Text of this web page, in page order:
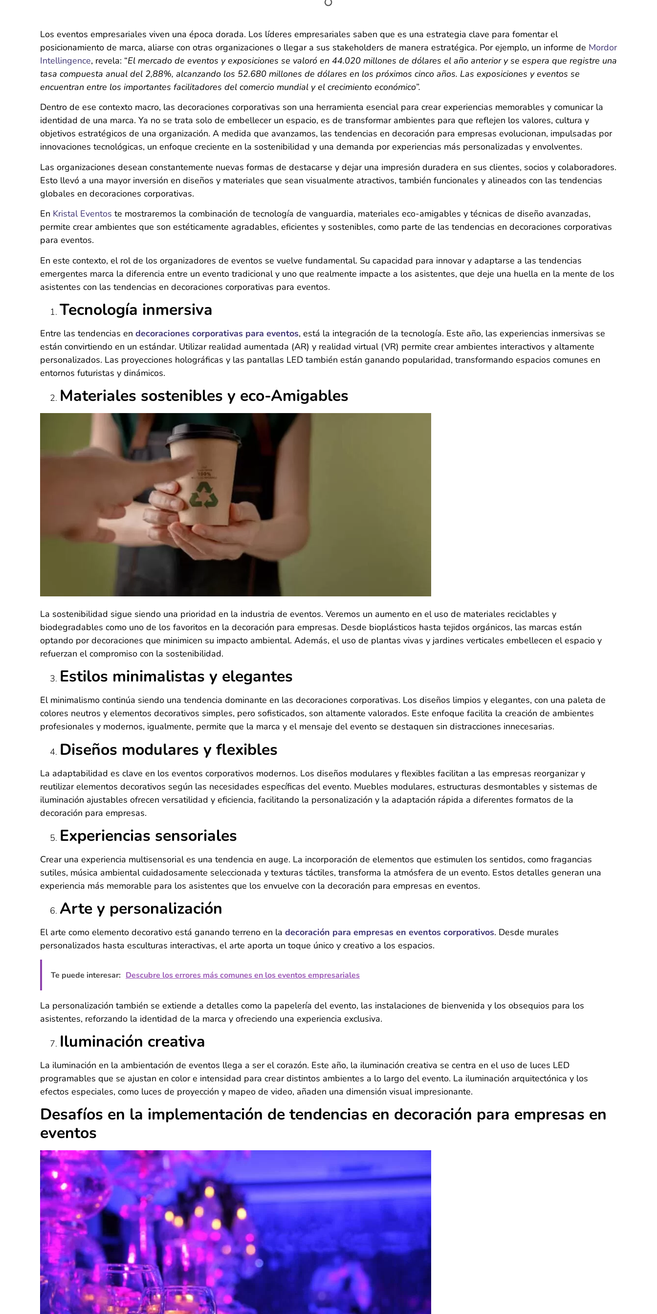
Los eventos empresariales viven una época dorada. Los líderes empresariales saben que es una estrategia clave para fomentar el
posicionamiento de marca, aliarse con otras organizaciones o llegar a sus stakeholders de manera estratégica. Por ejemplo, un informe de Mordor
Intellingence, revela: “El mercado de eventos y exposiciones se valoró en 44.020 millones de dólares el año anterior y se espera que registre una
tasa compuesta anual del 2,88%, alcanzando los 52.680 millones de dólares en los próximos cinco años. Las exposiciones y eventos se
encuentran entre los importantes facilitadores del comercio mundial y el crecimiento económico”.
Dentro de ese contexto macro, las decoraciones corporativas son una herramienta esencial para crear experiencias memorables y comunicar la
identidad de una marca. Ya no se trata solo de embellecer un espacio, es de transformar ambientes para que reflejen los valores, cultura y
objetivos estratégicos de una organización. A medida que avanzamos, las tendencias en decoración para empresas evolucionan, impulsadas por
innovaciones tecnológicas, un enfoque creciente en la sostenibilidad y una demanda por experiencias más personalizadas y envolventes.
Las organizaciones desean constantemente nuevas formas de destacarse y dejar una impresión duradera en sus clientes, socios y colaboradores.
Esto llevó a una mayor inversión en diseños y materiales que sean visualmente atractivos, también funcionales y alineados con las tendencias
globales en decoraciones corporativas.
En Kristal Eventos te mostraremos la combinación de tecnología de vanguardia, materiales eco-amigables y técnicas de diseño avanzadas,
permite crear ambientes que son estéticamente agradables, eficientes y sostenibles, como parte de las tendencias en decoraciones corporativas
para eventos.
En este contexto, el rol de los organizadores de eventos se vuelve fundamental. Su capacidad para innovar y adaptarse a las tendencias
emergentes marca la diferencia entre un evento tradicional y uno que realmente impacte a los asistentes, que deje una huella en la mente de los
asistentes con las tendencias en decoraciones corporativas para eventos.
Tecnología inmersiva
Entre las tendencias en decoraciones corporativas para eventos, está la integración de la tecnología. Este año, las experiencias inmersivas se
están convirtiendo en un estándar. Utilizar realidad aumentada (AR) y realidad virtual (VR) permite crear ambientes interactivos y altamente
personalizados. Las proyecciones holográficas y las pantallas LED también están ganando popularidad, transformando espacios comunes en
entornos futuristas y dinámicos.
Materiales sostenibles y eco-Amigables
La sostenibilidad sigue siendo una prioridad en la industria de eventos. Veremos un aumento en el uso de materiales reciclables y
biodegradables como uno de los favoritos en la decoración para empresas. Desde bioplásticos hasta tejidos orgánicos, las marcas están
optando por decoraciones que minimicen su impacto ambiental. Además, el uso de plantas vivas y jardines verticales embellecen el espacio y
refuerzan el compromiso con la sostenibilidad.
Estilos minimalistas y elegantes
El minimalismo continúa siendo una tendencia dominante en las decoraciones corporativas. Los diseños limpios y elegantes, con una paleta de
colores neutros y elementos decorativos simples, pero sofisticados, son altamente valorados. Este enfoque facilita la creación de ambientes
profesionales y modernos, igualmente, permite que la marca y el mensaje del evento se destaquen sin distracciones innecesarias.
Diseños modulares y flexibles
La adaptabilidad es clave en los eventos corporativos modernos. Los diseños modulares y flexibles facilitan a las empresas reorganizar y
reutilizar elementos decorativos según las necesidades específicas del evento. Muebles modulares, estructuras desmontables y sistemas de
iluminación ajustables ofrecen versatilidad y eficiencia, facilitando la personalización y la adaptación rápida a diferentes formatos de la
decoración para empresas.
Experiencias sensoriales
Crear una experiencia multisensorial es una tendencia en auge. La incorporación de elementos que estimulen los sentidos, como fragancias
sutiles, música ambiental cuidadosamente seleccionada y texturas táctiles, transforma la atmósfera de un evento. Estos detalles generan una
experiencia más memorable para los asistentes que los envuelve con la decoración para empresas en eventos.
Arte y personalización
El arte como elemento decorativo está ganando terreno en la decoración para empresas en eventos corporativos. Desde murales
personalizados hasta esculturas interactivas, el arte aporta un toque único y creativo a los espacios.
Te puede interesar: Descubre los errores más comunes en los eventos empresariales
La personalización también se extiende a detalles como la papelería del evento, las instalaciones de bienvenida y los obsequios para los
asistentes, reforzando la identidad de la marca y ofreciendo una experiencia exclusiva.
Iluminación creativa
La iluminación en la ambientación de eventos llega a ser el corazón. Este año, la iluminación creativa se centra en el uso de luces LED
programables que se ajustan en color e intensidad para crear distintos ambientes a lo largo del evento. La iluminación arquitectónica y los
efectos especiales, como luces de proyección y mapeo de video, añaden una dimensión visual impresionante.
Desafíos en la implementación de tendencias en decoración para empresas en
eventos